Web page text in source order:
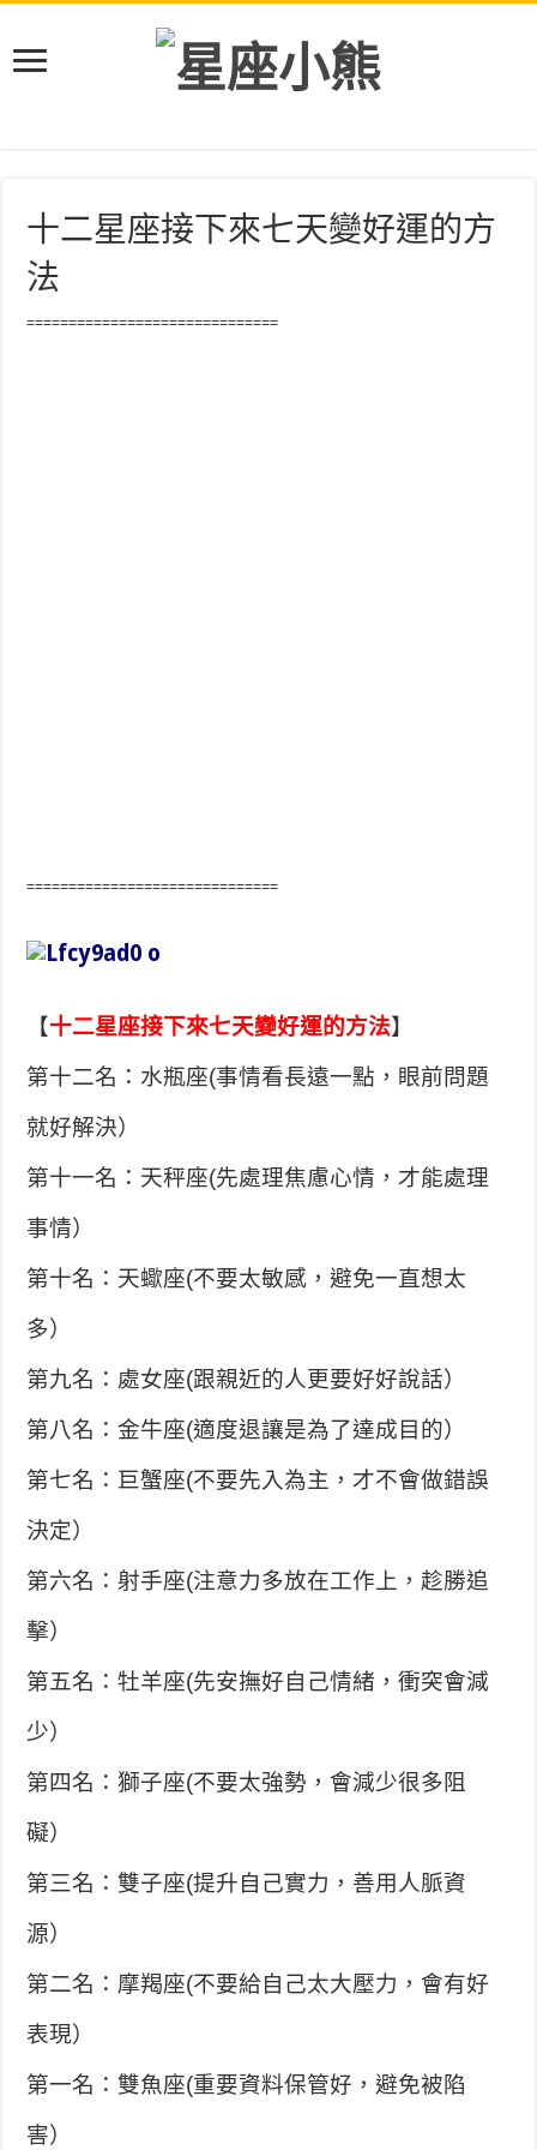
十二星座接下來七天變好運的方
法
==============================
==============================
【十二星座接下來七天變好運的方法】
第十二名：水瓶座(事情看長遠一點，眼前問題
就好解決）
第十一名：天秤座(先處理焦慮心情，才能處理
事情）
第十名：天蠍座(不要太敏感，避免一直想太
多）
第九名：處女座(跟親近的人更要好好說話）
第八名：金牛座(適度退讓是為了達成目的）
第七名：巨蟹座(不要先入為主，才不會做錯誤
決定）
第六名：射手座(注意力多放在工作上，趁勝追
擊）
第五名：牡羊座(先安撫好自己情緒，衝突會減
少）
第四名：獅子座(不要太強勢，會減少很多阻
礙）
第三名：雙子座(提升自己實力，善用人脈資
源）
第二名：摩羯座(不要給自己太大壓力，會有好
表現）
第一名：雙魚座(重要資料保管好，避免被陷
害）